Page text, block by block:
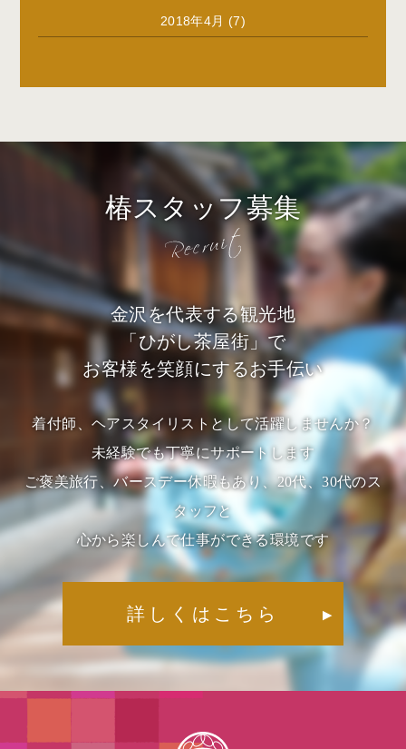
2018年4月 (7)
椿スタッフ募集
金沢を代表する観光地
「ひがし茶屋街」で
お客様を笑顔にするお手伝い
着付師、ヘアスタイリストとして活躍しませんか？
未経験でも丁寧にサポートします
ご褒美旅行、バースデー休暇もあり、20代、30代のス
タッフと
心から楽しんで仕事ができる環境です
詳しくはこちら ▶︎